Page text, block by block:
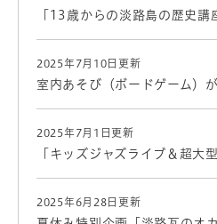
「13歳からの淡路島の歴史講
2025年7月10日更新
室内あそび（ボードゲーム）
2025年7月1日更新
「キッズジャズライブ＆超大
2025年6月28日更新